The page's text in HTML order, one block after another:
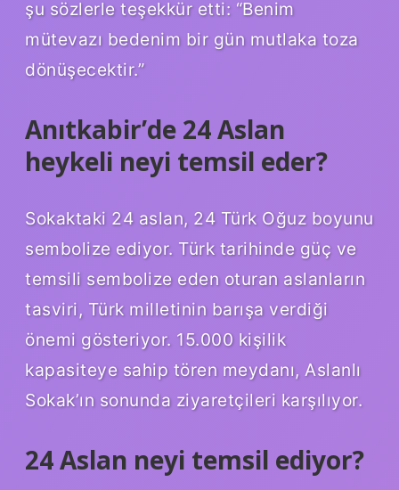
şu sözlerle teşekkür etti: “Benim
mütevazı bedenim bir gün mutlaka toza
dönüşecektir.”
Anıtkabir’de 24 Aslan
heykeli neyi temsil eder?
Sokaktaki 24 aslan, 24 Türk Oğuz boyunu
sembolize ediyor. Türk tarihinde güç ve
temsili sembolize eden oturan aslanların
tasviri, Türk milletinin barışa verdiği
önemi gösteriyor. 15.000 kişilik
kapasiteye sahip tören meydanı, Aslanlı
Sokak’ın sonunda ziyaretçileri karşılıyor.
24 Aslan neyi temsil ediyor?